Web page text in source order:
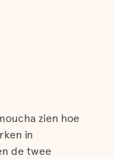
zien hoe
in
de twee